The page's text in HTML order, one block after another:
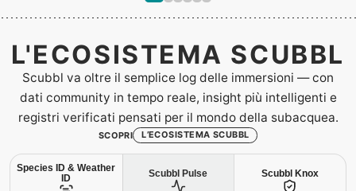
L'ECOSISTEMA SCUBBL
Scubbl va oltre il semplice log delle immersioni — con
dati community in tempo reale, insight più intelligenti e
registri verificati pensati per il mondo della subacquea.
SCOPRI L’ECOSISTEMA SCUBBL
Species ID & Weather
ID
Scubbl Pulse Scubbl Knox